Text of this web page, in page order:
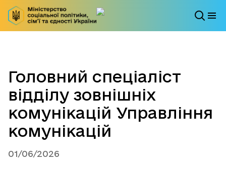
Головний спеціаліст
відділу зовнішніх
комунікацій Управління
комунікацій
01/06/2026